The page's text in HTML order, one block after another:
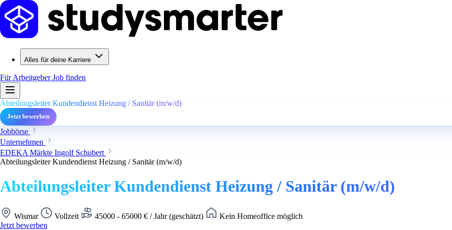
Alles für deine Karriere
Für ArbeitgeberJob finden
Abteilungsleiter Kundendienst Heizung / Sanitär (m/w/d)
Jetzt bewerben
Jobbörse
Unternehmen
EDEKA Märkte Ingolf Schubert
Abteilungsleiter Kundendienst Heizung / Sanitär (m/w/d)
Abteilungsleiter Kundendienst Heizung / Sanitär (m/w/d)
Wismar Vollzeit 45000 - 65000 € / Jahr (geschätzt)
Kein Homeoffice möglich
Jetzt bewerben